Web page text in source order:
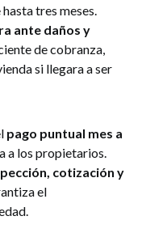
tres meses.
ante daños y
de cobranza,
si llegara a ser
pago puntual mes a
a los propietarios.
cotización y
el